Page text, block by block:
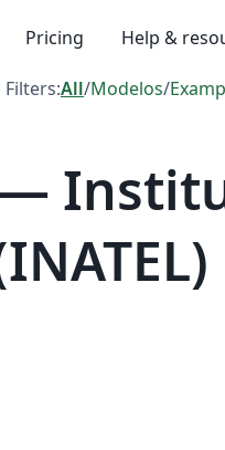
Pricing Help &
Filters:All/Modelos/
—